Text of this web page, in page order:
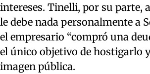
intereses. Tinelli, por su parte,
le debe nada personalmente a
el empresario “compró una
el único objetivo de hostigarlo
imagen pública.